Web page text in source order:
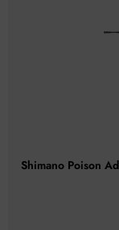
Shimano Poison